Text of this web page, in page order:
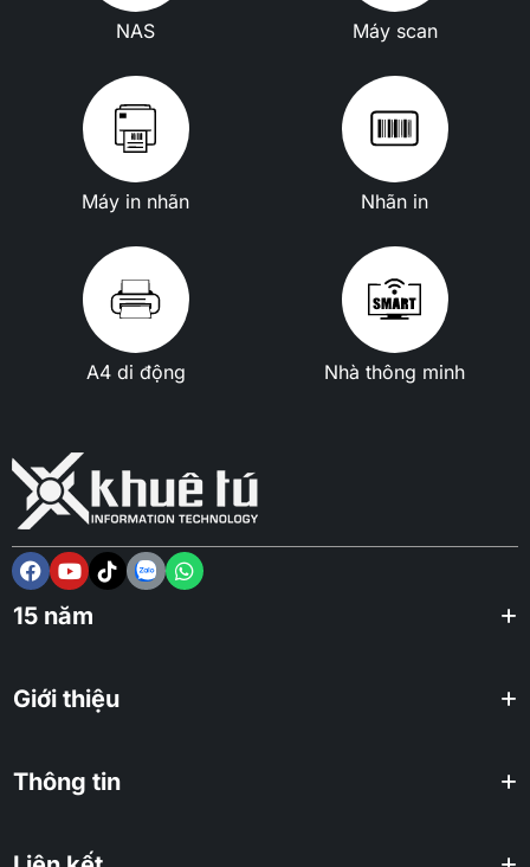
NAS Máy scan
Máy in nhãn Nhãn in
A4 di động Nhà thông minh
15 năm
Giới thiệu
Thông tin